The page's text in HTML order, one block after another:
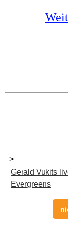
>
Gerald Vukits
Evergreens